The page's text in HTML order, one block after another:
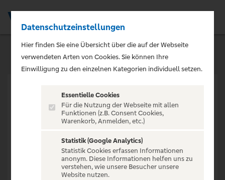
VERANSTALTUNG NICHT
GEFUNDEN
Datenschutzeinstellungen
Hier finden Sie eine Übersicht über die auf der Webseite
verwendeten Arten von Cookies. Sie können Ihre
Einwilligung zu den einzelnen Kategorien individuell setzen.
Essentielle Cookies
Für die Nutzung der Webseite mit allen
Funktionen (z.B. Consent Cookies,
Warenkorb, Anmelden, etc.)
Statistik (Google Analytics)
Statistik Cookies erfassen Informationen
anonym. Diese Informationen helfen uns zu
verstehen, wie unsere Besucher unsere
Website nutzen.